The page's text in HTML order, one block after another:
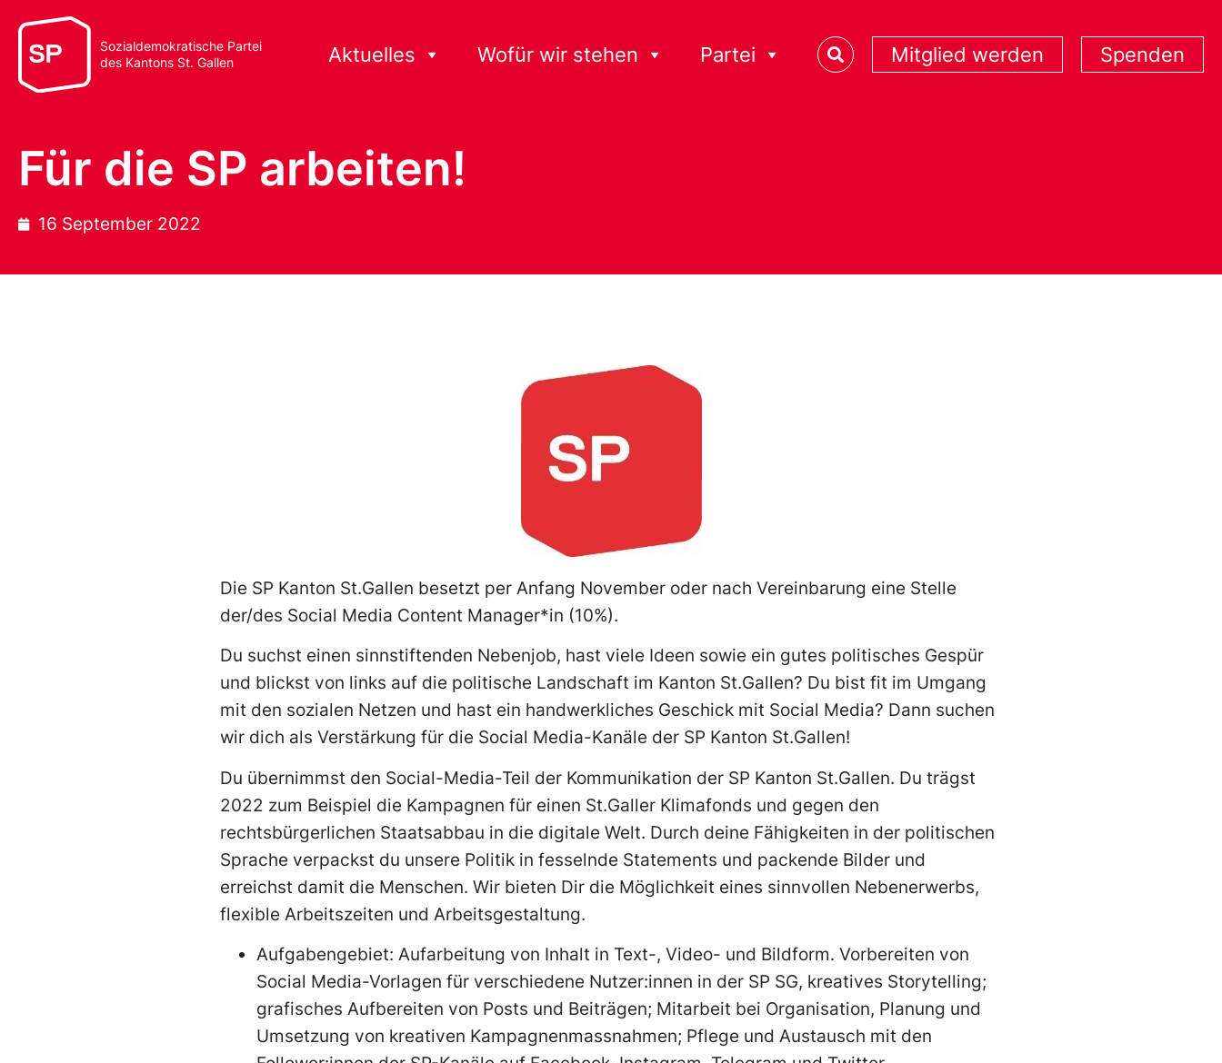
Sozialdemokratische Partei
des Kantons St. Gallen
Aktuelles Wofür wir stehen Partei Mitglied werden Spenden
Für die SP arbeiten!
16 September 2022
Die SP Kanton St.Gallen besetzt per Anfang November oder nach Vereinbarung eine Stelle
der/des Social Media Content Manager*in (10%).
Du suchst einen sinnstiftenden Nebenjob, hast viele Ideen sowie ein gutes politisches Gespür
und blickst von links auf die politische Landschaft im Kanton St.Gallen? Du bist fit im Umgang
mit den sozialen Netzen und hast ein handwerkliches Geschick mit Social Media? Dann suchen
wir dich als Verstärkung für die Social Media-Kanäle der SP Kanton St.Gallen!
Du übernimmst den Social-Media-Teil der Kommunikation der SP Kanton St.Gallen. Du trägst
2022 zum Beispiel die Kampagnen für einen St.Galler Klimafonds und gegen den
rechtsbürgerlichen Staatsabbau in die digitale Welt. Durch deine Fähigkeiten in der politischen
Sprache verpackst du unsere Politik in fesselnde Statements und packende Bilder und
erreichst damit die Menschen. Wir bieten Dir die Möglichkeit eines sinnvollen Nebenerwerbs,
flexible Arbeitszeiten und Arbeitsgestaltung.
Aufgabengebiet: Aufarbeitung von Inhalt in Text-, Video- und Bildform. Vorbereiten von
Social Media-Vorlagen für verschiedene Nutzer:innen in der SP SG, kreatives Storytelling;
grafisches Aufbereiten von Posts und Beiträgen; Mitarbeit bei Organisation, Planung und
Umsetzung von kreativen Kampagnenmassnahmen; Pflege und Austausch mit den